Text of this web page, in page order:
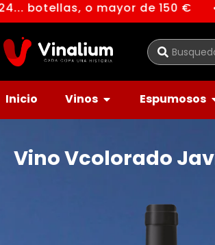
botellas, o mayor de 150 €
Inicio Vinos Espumosos
Vino Vcolorado